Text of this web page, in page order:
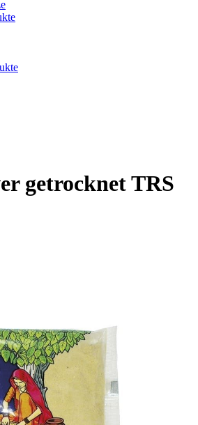
getrocknet TRS